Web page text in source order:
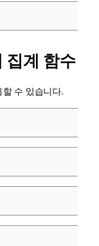
집계 함수
수 있습니다.